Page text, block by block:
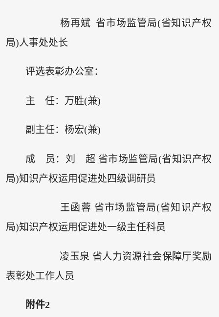
杨再斌 省市场监管局(省知识产权
局)人事处处长
评选表彰办公室：
主 任：万胜(兼)
副主任：杨宏(兼)
成 员：刘 超 省市场监管局(省知识产权
局)知识产权运用促进处四级调研员
王函蓉 省市场监管局(省知识产权
局)知识产权运用促进处一级主任科员
凌玉泉 省人力资源社会保障厅奖励
表彰处工作人员
附件2